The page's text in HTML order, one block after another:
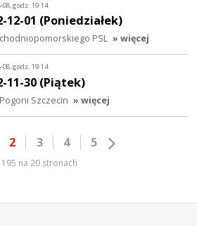
08, godz. 19:14
12-01 (Poniedziałek)
PSL » więcej
08, godz. 19:14
11-30 (Piątek)
Szczecin » więcej
2 3 4 5
195 na 20 stronach